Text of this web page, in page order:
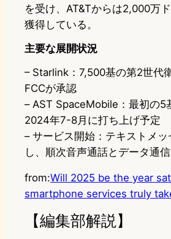
を受け、AT&Tからは2,000万
獲得している。
主要な展開状況
– Starlink：7,500基の第2世代
FCCが承認
– AST SpaceMobile：最初の5
2024年7-8月に打ち上げ予定
– サービス開始：テキストメ
し、順次音声通話とデータ通
from:Will 2025 be the year
smartphone services truly
【編集部解説】